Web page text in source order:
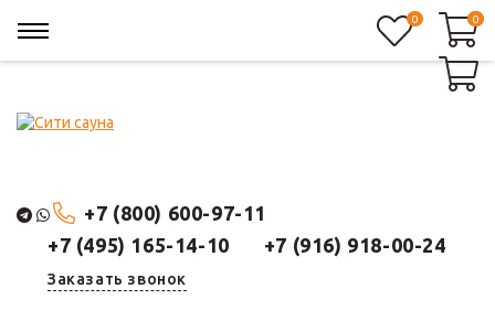
+7 (800) 600-97-11
+7 (495) 165-14-10
+7 (916) 918-00-24
Заказать звонок
0 0
0